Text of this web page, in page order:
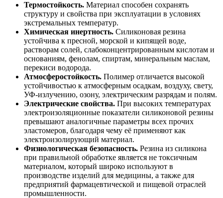
Термостойкость. Материал способен сохранять
структуру и свойства при эксплуатации в условиях
экстремальных температур.
Химическая инертность. Силиконовая резина
устойчива к пресной, морской и кипящей воде,
растворам солей, слабоконцентрированным кислотам и
основаниям, фенолам, спиртам, минеральным маслам,
перекиси водорода.
Атмосферостойкость. Полимер отличается высокой
устойчивостью к атмосферным осадкам, воздуху, свету,
УФ-излучению, озону, электрическим разрядам и полям.
Электрические свойства. При высоких температурах
электроизоляционные показатели силиконовой резины
превышают аналогичные параметры всех прочих
эластомеров, благодаря чему её применяют как
электроизолирующий материал.
Физиологическая безопасность. Резина из силикона
при правильной обработке является не токсичным
материалом, который широко используют в
производстве изделий для медицины, а также для
предприятий фармацевтической и пищевой отраслей
промышленности.